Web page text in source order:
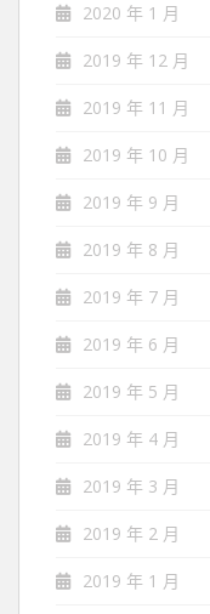
2020 年 1 月
2019 年 12 月
2019 年 11 月
2019 年 10 月
2019 年 9 月
2019 年 8 月
2019 年 7 月
2019 年 6 月
2019 年 5 月
2019 年 4 月
2019 年 3 月
2019 年 2 月
2019 年 1 月